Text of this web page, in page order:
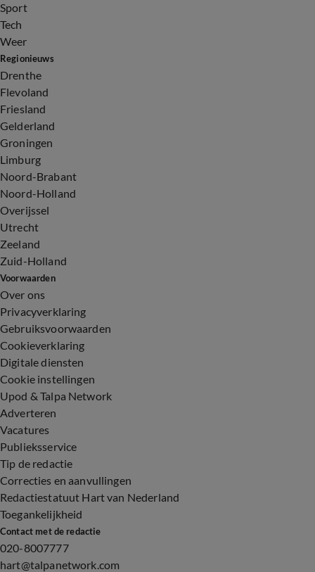
Sport
Tech
Weer
Regionieuws
Drenthe
Flevoland
Friesland
Gelderland
Groningen
Limburg
Noord-Brabant
Noord-Holland
Overijssel
Utrecht
Zeeland
Zuid-Holland
Voorwaarden
Over ons
Privacyverklaring
Gebruiksvoorwaarden
Cookieverklaring
Digitale diensten
Cookie instellingen
Upod & Talpa Network
Adverteren
Vacatures
Publieksservice
Tip de redactie
Correcties en aanvullingen
Redactiestatuut Hart van Nederland
Toegankelijkheid
Contact met de redactie
020-8007777
hart@talpanetwork.com